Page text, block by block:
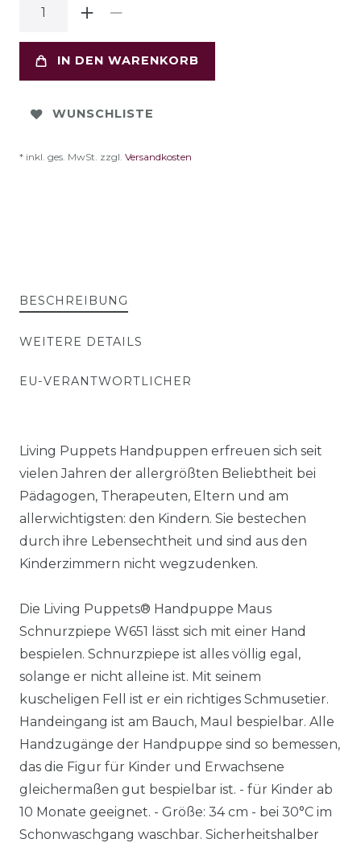
IN DEN WARENKORB
WUNSCHLISTE
* inkl. ges. MwSt. zzgl. Versandkosten
BESCHREIBUNG
WEITERE DETAILS
EU-VERANTWORTLICHER
Living Puppets Handpuppen erfreuen sich seit
vielen Jahren der allergrößten Beliebtheit bei
Pädagogen, Therapeuten, Eltern und am
allerwichtigsten: den Kindern. Sie bestechen
durch ihre Lebensechtheit und sind aus den
Kinderzimmern nicht wegzudenken.
Die Living Puppets® Handpuppe Maus
Schnurzpiepe W651 lässt sich mit einer Hand
bespielen. Schnurzpiepe ist alles völlig egal,
solange er nicht alleine ist. Mit seinem
kuscheligen Fell ist er ein richtiges Schmusetier.
Handeingang ist am Bauch, Maul bespielbar. Alle
Handzugänge der Handpuppe sind so bemessen,
das die Figur für Kinder und Erwachsene
gleichermaßen gut bespielbar ist. - für Kinder ab
10 Monate geeignet. - Größe: 34 cm - bei 30°C im
Schonwaschgang waschbar. Sicherheitshalber